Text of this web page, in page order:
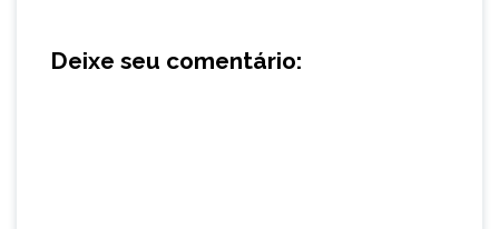
Deixe seu comentário: